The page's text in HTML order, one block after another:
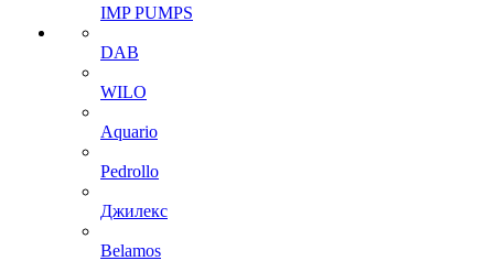
IMP PUMPS
DAB
WILO
Aquario
Pedrollo
Джилекс
Belamos